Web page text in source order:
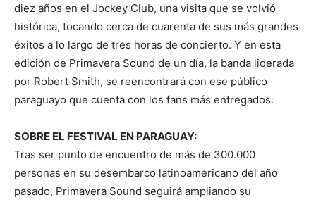
diez años en el Jockey Club, una visita que se volvió
histórica, tocando cerca de cuarenta de sus más grandes
éxitos a lo largo de tres horas de concierto. Y en esta
edición de Primavera Sound de un día, la banda liderada
por Robert Smith, se reencontrará con ese público
paraguayo que cuenta con los fans más entregados.
SOBRE EL FESTIVAL EN PARAGUAY:
Tras ser punto de encuentro de más de 300.000
personas en su desembarco latinoamericano del año
pasado, Primavera Sound seguirá ampliando su